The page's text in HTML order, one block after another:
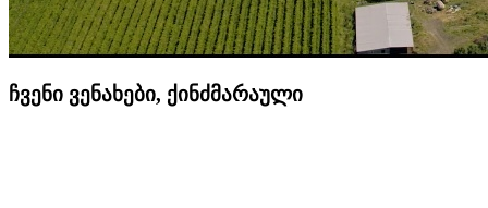
ჩვენი ვენახები, ქინძმარაული